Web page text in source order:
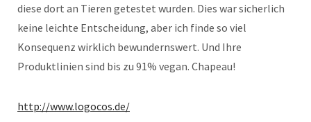
diese dort an Tieren getestet wurden. Dies war sicherlich
keine leichte Entscheidung, aber ich finde so viel
Konsequenz wirklich bewundernswert. Und Ihre
Produktlinien sind bis zu 91% vegan. Chapeau!
http://www.logocos.de/